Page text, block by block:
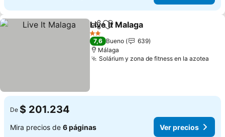
CompartirAgregar a favoritos
Live It Malaga
2 Estrellas
7,6 Bueno
639
Málaga
Solárium y zona de fitness en la azotea
De $ 201.234
Mira precios de 6 páginas Ver precios